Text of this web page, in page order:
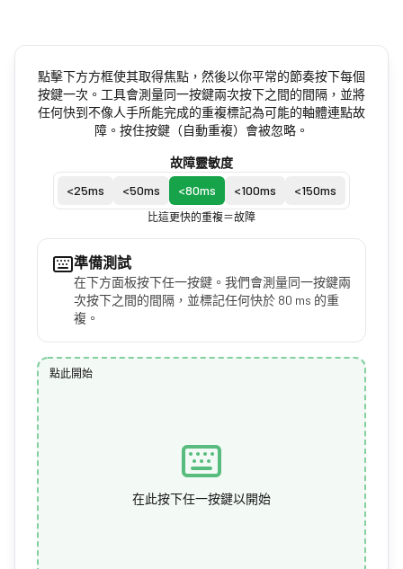
點擊下方方框使其取得焦點，然後以你平常的節奏按下每個
按鍵一次。工具會測量同一按鍵兩次按下之間的間隔，並將
任何快到不像人手所能完成的重複標記為可能的軸體連點故
障。按住按鍵（自動重複）會被忽略。
故障靈敏度
<25ms <50ms <80ms <100ms <150ms
比這更快的重複＝故障
準備測試
在下方面板按下任一按鍵。我們會測量同一按鍵兩
次按下之間的間隔，並標記任何快於 80 ms 的重
複。
點此開始
在此按下任一按鍵以開始